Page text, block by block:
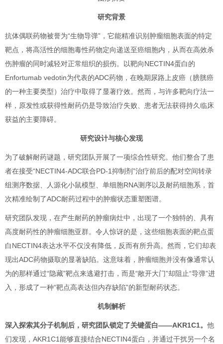
研究背景
抗体偶联药物被誉为“生物导弹”，它能精准识别肿瘤细胞表面的特定
靶点，将高活性的细胞毒性药物定向递送至癌细胞内，从而在高效杀
伤肿瘤的同时减轻对正常组织的损伤。以靶向NECTIN4蛋白的
Enfortumab vedotin为代表的ADC药物，在晚期尿路上皮癌（膀胱癌
的一种主要类型）治疗中取得了显著疗效。然而，与许多靶向疗法一
样，原发性或获得性耐药仍是导致治疗失败、患者无法获得持久临床
获益的主要障碍。
研究设计与核心发现
为了破解耐药谜题，研究团队开展了一项综合性研究。他们整合了患
者在接受“NECTIN4-ADC联合PD-1抑制剂”治疗前后的配对空间转录
组测序数据、人源化小鼠模型、单细胞RNA测序以及耐药细胞系，首
次精准绘制了ADC耐药过程中的肿瘤状态重塑图谱。
研究团队发现，在产生耐药的肿瘤病灶中，出现了一个独特的、具有
高度耐药性的肿瘤细胞亚群。令人惊讶的是，这些细胞表面的靶点蛋
白NECTIN4表达水平不仅没有降低，反而有所升高。然而，它们却表
现出ADC药物摄取的显著缺陷。这意味着，肿瘤细胞并没有像通常认
为的那样通过“隐藏”靶点来逃避打击，而是“敞开大门”却阻止“导弹”进
入，形成了一种“靶点高表达但内存缺陷”的新型耐药状态。
机制解析
深入探索其分子机制后，研究团队锁定了关键蛋白——AKR1C1。 他
们发现，AKR1C1能够直接结合NECTIN4蛋白，并通过干扰另一个名